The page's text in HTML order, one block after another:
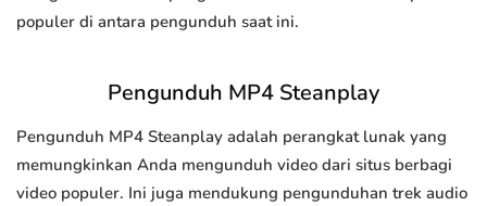
populer di antara pengunduh saat ini.
Pengunduh MP4 Steanplay
Pengunduh MP4 Steanplay adalah perangkat lunak yang
memungkinkan Anda mengunduh video dari situs berbagi
video populer. Ini juga mendukung pengunduhan trek audio